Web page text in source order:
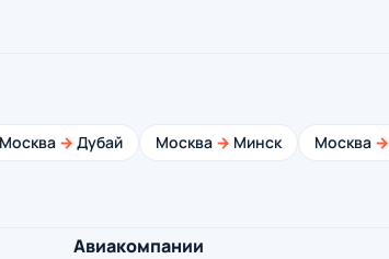
Москва → Дубай Москва → Минск Москва →
Авиакомпании